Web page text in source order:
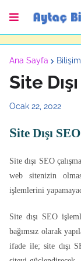
Ana Sayfa Bilişim
Site
Ocak 22, 2022
Site Dışı
Site dışı SEO
web sitenizin
işlemlerini
Site dışı SEO
bağımsız olarak
ifade ile; site dışı